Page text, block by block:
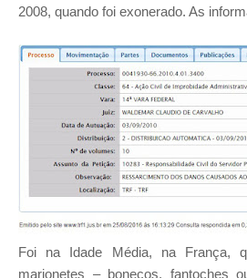
2008, quando foi exonerado. As
Foi na Idade Média, na França,
marionetes – bonecos, fantoches